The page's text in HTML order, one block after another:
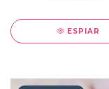
ESPIAR